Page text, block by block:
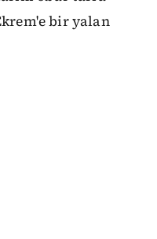
bir yalan